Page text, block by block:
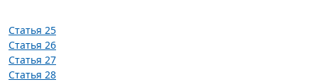
Статья 25
Статья 26
Статья 27
Статья 28